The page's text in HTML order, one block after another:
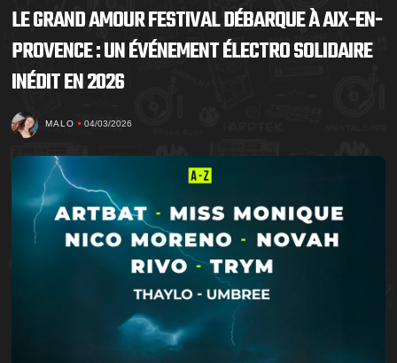
LE GRAND AMOUR FESTIVAL DÉBARQUE À AIX-EN-
PROVENCE : UN ÉVÉNEMENT ÉLECTRO SOLIDAIRE
INÉDIT EN 2026
MALO 04/03/2026